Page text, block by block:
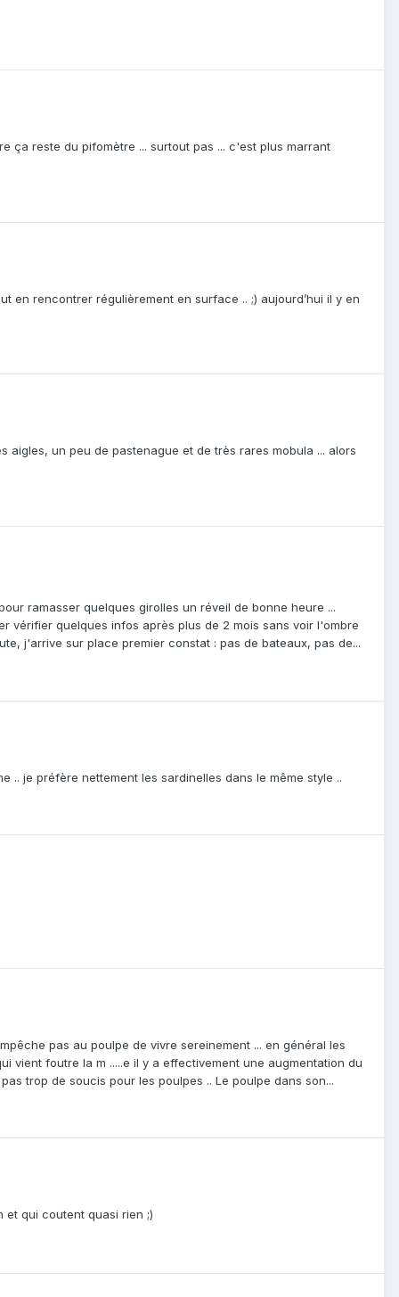
ça reste du pifomètre ... surtout pas ... c'est plus marrant
rencontrer régulièrement en surface .. ;) aujourd’hui il y en
un peu de pastenague et de très rares mobula ... alors
ramasser quelques girolles un réveil de bonne heure ...
vérifier quelques infos après plus de 2 mois sans voir l'ombre
j'arrive sur place premier constat : pas de bateaux, pas de...
.. je préfère nettement les sardinelles dans le même style ..
pas au poulpe de vivre sereinement ... en général les
vient foutre la m .....e il y a effectivement une augmentation du
trop de soucis pour les poulpes .. Le poulpe dans son...
qui coutent quasi rien ;)